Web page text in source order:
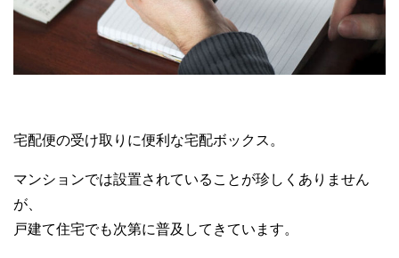
宅配便の受け取りに便利な宅配ボックス。
マンションでは設置されていることが珍しくありません
が、
戸建て住宅でも次第に普及してきています。